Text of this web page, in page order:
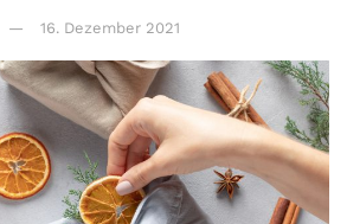
16. Dezember 2021